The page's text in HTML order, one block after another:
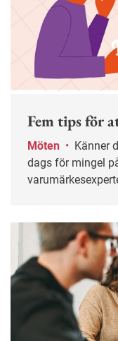
Fem tips för
Möten •
dags för mingel